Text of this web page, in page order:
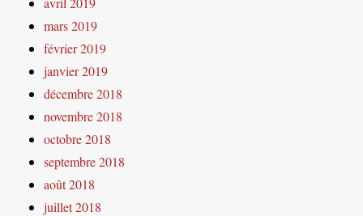
mars 2019
février 2019
janvier 2019
décembre 2018
novembre 2018
octobre 2018
septembre 2018
août 2018
juillet 2018